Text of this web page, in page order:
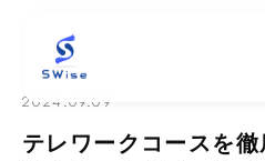
2024.09.09
テレワークコースを